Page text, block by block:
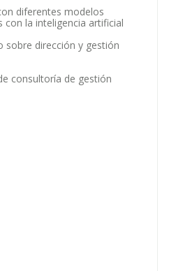
diferentes modelos
con la inteligencia artificial
sobre dirección y gestión
consultoría de gestión